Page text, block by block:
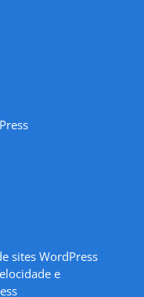
sites WordPress
e